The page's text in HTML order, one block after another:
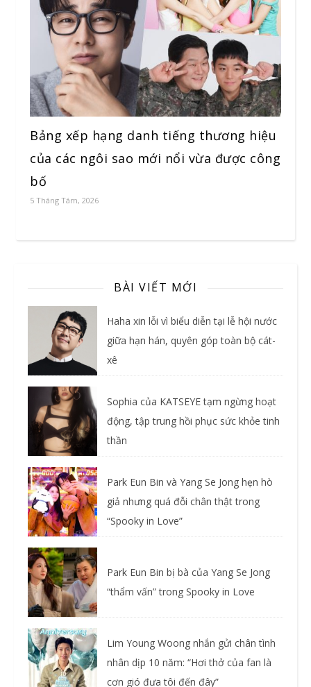
Bảng xếp hạng danh tiếng thương hiệu
của các ngôi sao mới nổi vừa được công
bố
5 Tháng Tám, 2026
BÀI VIẾT MỚI
Haha xin lỗi vì biểu diễn tại lễ hội nước
giữa hạn hán, quyên góp toàn bộ cát-
xê
Sophia của KATSEYE tạm ngừng hoạt
động, tập trung hồi phục sức khỏe tinh
thần
Park Eun Bin và Yang Se Jong hẹn hò
giả nhưng quá đỗi chân thật trong
“Spooky in Love”
Park Eun Bin bị bà của Yang Se Jong
“thẩm vấn” trong Spooky in Love
Lim Young Woong nhắn gửi chân tình
nhân dịp 10 năm: “Hơi thở của fan là
cơn gió đưa tôi đến đây”